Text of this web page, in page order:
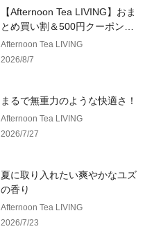
【Afternoon Tea LIVING】おま
とめ買い割＆500円クーポン！2
点以上で10％、3点以上で15％
OFF！
Afternoon Tea LIVING
2026/8/7
まるで無重力のような快適さ！
Afternoon Tea LIVING
2026/7/27
夏に取り入れたい爽やかなユズ
の香り
Afternoon Tea LIVING
2026/7/23